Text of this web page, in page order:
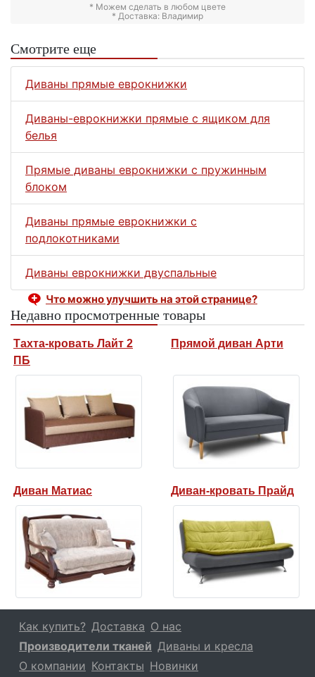
* Можем сделать в любом цвете
* Доставка: Владимир
Смотрите еще
Диваны прямые еврокнижки
Диваны-еврокнижки прямые с ящиком для
белья
Прямые диваны еврокнижки с пружинным
блоком
Диваны прямые еврокнижки с
подлокотниками
Диваны еврокнижки двуспальные
Что можно улучшить на этой странице?
Недавно просмотренные товары
Тахта-кровать Лайт 2
ПБ
Прямой диван Арти
Диван Матиас Диван-кровать Прайд
Как купить? Доставка О нас
Производители тканей Диваны и кресла
О компании Контакты Новинки